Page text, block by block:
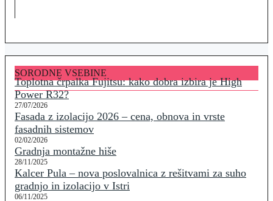
SORODNE VSEBINE
Toplotna črpalka Fujitsu: kako dobra izbira je High
Power R32?
27/07/2026
Fasada z izolacijo 2026 – cena, obnova in vrste
fasadnih sistemov
02/02/2026
Gradnja montažne hiše
28/11/2025
Kalcer Pula – nova poslovalnica z rešitvami za suho
gradnjo in izolacijo v Istri
06/11/2025